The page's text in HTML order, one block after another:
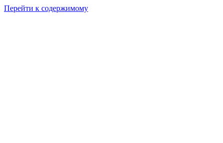
Перейти к содержимому